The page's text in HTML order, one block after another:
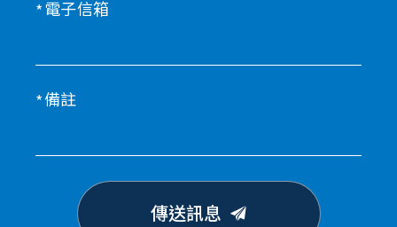
電子信箱
備註
傳送訊息